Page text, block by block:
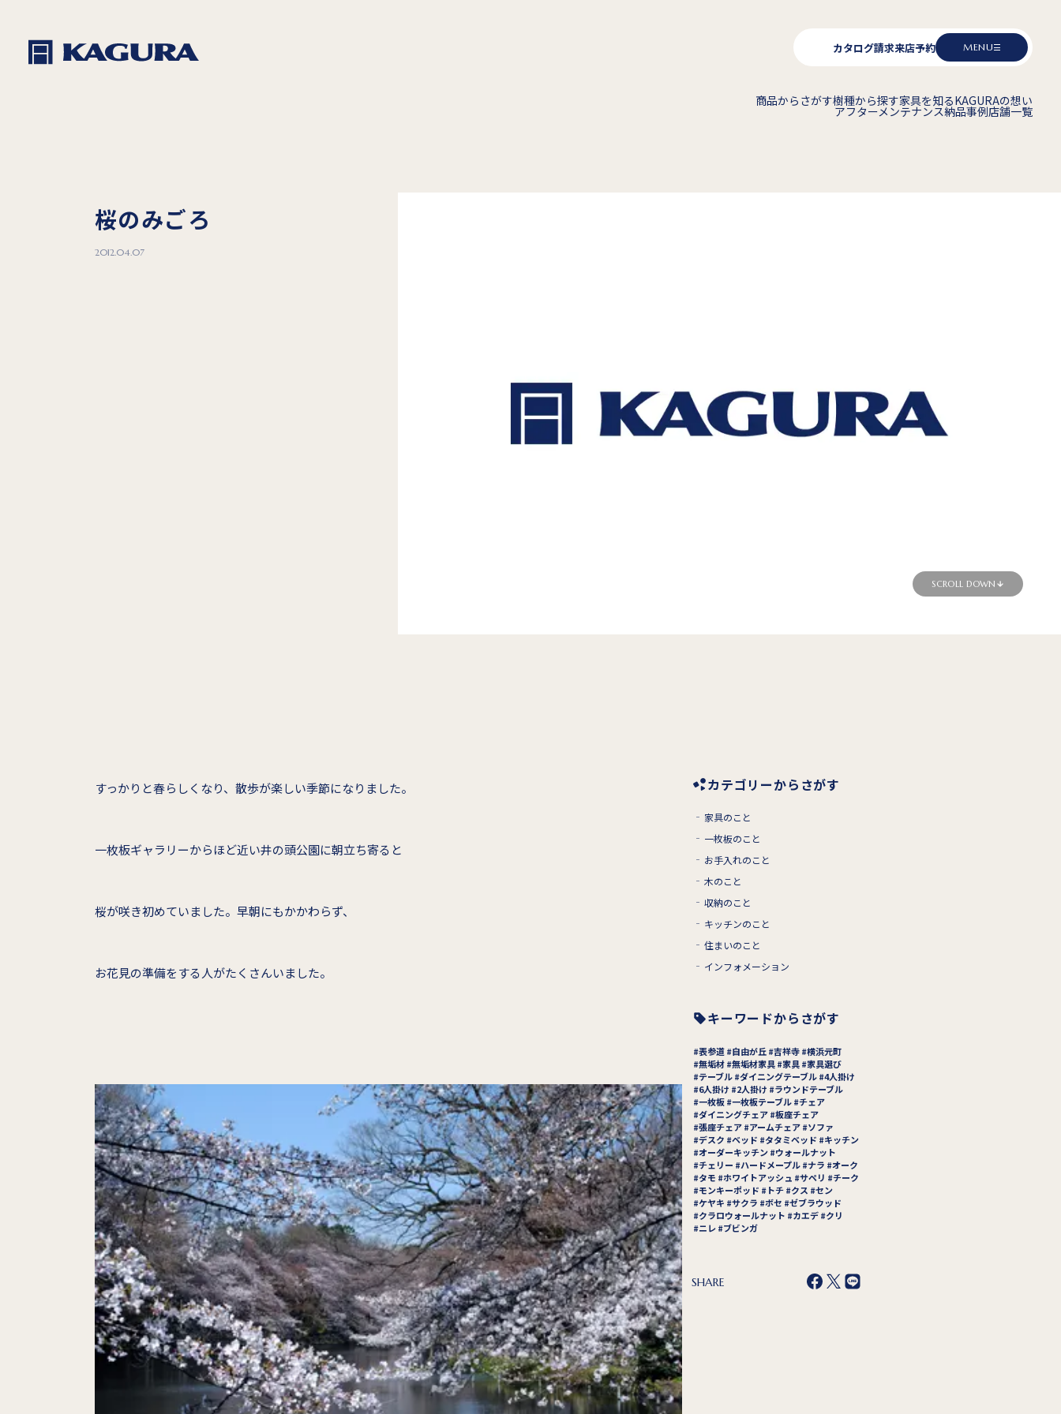
カタログ請求来店予約 MENU
商品からさがす樹種から探す家具を知るKAGURAの想い
アフターメンテナンス納品事例店舗一覧
桜のみごろ
2012.04.07
SCROLL DOWN
すっかりと春らしくなり、散歩が楽しい季節になりました。
一枚板ギャラリーからほど近い井の頭公園に朝立ち寄ると
桜が咲き初めていました。早朝にもかかわらず、
お花見の準備をする人がたくさんいました。
カテゴリーからさがす
家具のこと
一枚板のこと
お手入れのこと
木のこと
収納のこと
キッチンのこと
住まいのこと
インフォメーション
キーワードからさがす
表参道 自由が丘 吉祥寺 横浜元町
無垢材 無垢材家具 家具
家具選び
テーブル ダイニングテーブル 4人掛け
6人掛け
2人掛け
ラウンドテーブル
一枚板 一枚板テーブル チェア
ダイニングチェア 板座チェア
張座チェア
アームチェア
ソファ
デスク
ベッド タタミベッド
キッチン
オーダーキッチン
ウォールナット
チェリー
ハードメープル ナラ
オーク
タモ
ホワイトアッシュ サペリ
チーク
モンキーポッド
トチ クス
セン
ケヤキ
サクラ ボセ
ゼブラウッド
クラロウォールナット
カエデ
クリ
ニレ
ブビンガ
SHARE